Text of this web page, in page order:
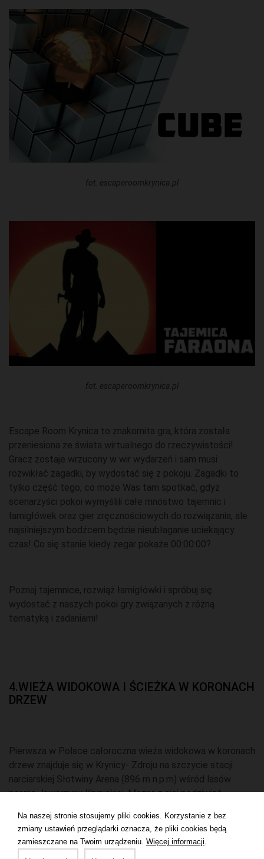
fot. escaperoomkrynica.pl
fot. escaperoomkrynica.pl
Escape Room Krynica to znakomita gra, która została
przeniesiona ze świata wirtualnego do rzeczywistości!
Gracz zostaje wrzucony w wir wydarzeń i sam musi
rozwikłać zagadki, by wydostać się z pokoju. Zagadki to
tylko część tego, co może Was tam spotkać, gdyż
scenarzyści pokoi wymyślili całe mnóstwo tajemnic i
łamigłówek oraz gier zręcznościowych do rozwiązania, ale
najsilniejszym bodźcem będzie nieubłaganie uciekający
czas! Co się stanie kiedy zegar pokaże 00:00:00?
Poznaj tajemnice, rozwiąż łamigłówki i spróbuj się
wydostać z naszych pokoi gry związanych z różną
tematyką i zadaniami!
4.WIEŻA WIDOKOWA I ŚCIEŻKA W KORONACH
DRZEW
Pierwsza w Polsce całoroczna wieża widokowa w koronach
drzew znajduje się w Krynicy- Zdroju na szczycie stacji
narciarskiej Słotwiny Arena (896 m n.p.m) wśród lasów
pasma Jaworzyny Krynickiej. Można z niej podziwiać
koronami drzew.
Na naszej stronie stosujemy pliki cookies. Korzystanie z bez
zmiany ustawień przeglądarki oznacza, że pliki cookies będą
zamieszczane na Twoim urządzeniu. Więcej informacji